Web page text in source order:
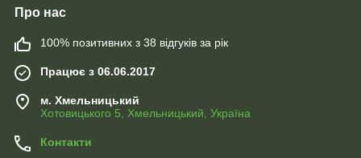
Про нас
100% позитивних з 38 відгуків за рік
Працює з 06.06.2017
м. Хмельницький
Хотовицького 5, Хмельницький, Україна
Контакти